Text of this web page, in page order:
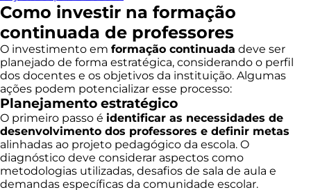
Como investir na formação
continuada de professores
O investimento em formação continuada deve ser
planejado de forma estratégica, considerando o perfil
dos docentes e os objetivos da instituição. Algumas
ações podem potencializar esse processo:
Planejamento estratégico
O primeiro passo é identificar as necessidades de
desenvolvimento dos professores e definir metas
alinhadas ao projeto pedagógico da escola. O
diagnóstico deve considerar aspectos como
metodologias utilizadas, desafios de sala de aula e
demandas específicas da comunidade escolar.